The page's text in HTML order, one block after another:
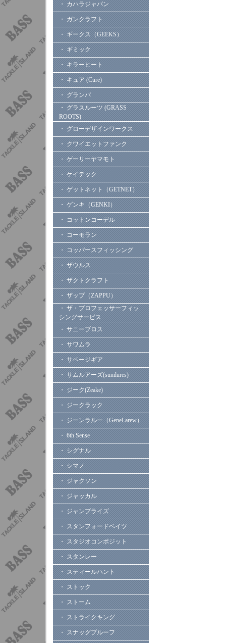
・ カハラジャパン
・ ガンクラフト
・ ギークス（GEEKS）
・ ギミック
・ キラーヒート
・ キュア (Cure)
・ グランパ
・ グラスルーツ (GRASS
ROOTS)
・ グローデザインワークス
・ クワイエットファンク
・ ゲーリーヤマモト
・ ケイテック
・ ゲットネット（GETNET）
・ ゲンキ（GENKI）
・ コットンコーデル
・ コーモラン
・ コッパースフィッシング
・ ザウルス
・ ザクトクラフト
・ ザップ（ZAPPU）
・ ザ・プロフェッサーフィッ
シングサービス
・ サニーブロス
・ サワムラ
・ サベージギア
・ サムルアーズ(sumlures)
・ ジーク(Zeake)
・ ジークラック
・ ジーンラルー（GeneLarew）
・ 6th Sense
・ シグナル
・ シマノ
・ ジャクソン
・ ジャッカル
・ ジャンプライズ
・ スタンフォードベイツ
・ スタジオコンポジット
・ スタンレー
・ スティールハント
・ ストック
・ ストーム
・ ストライクキング
・ スナッグプルーフ